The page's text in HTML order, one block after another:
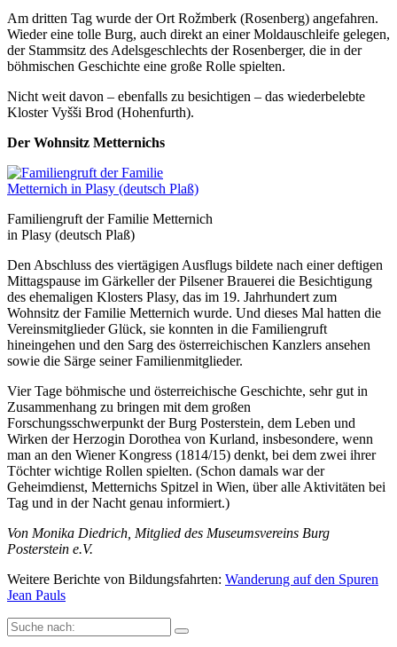
Am dritten Tag wurde der Ort Rožmberk (Rosenberg) angefahren.
Wieder eine tolle Burg, auch direkt an einer Moldauschleife gelegen,
der Stammsitz des Adelsgeschlechts der Rosenberger, die in der
böhmischen Geschichte eine große Rolle spielten.
Nicht weit davon – ebenfalls zu besichtigen – das wiederbelebte
Kloster Vyšši Brod (Hohenfurth).
Der Wohnsitz Metternichs
Familiengruft der Familie Metternich
in Plasy (deutsch Plaß)
Den Abschluss des viertägigen Ausflugs bildete nach einer deftigen
Mittagspause im Gärkeller der Pilsener Brauerei die Besichtigung
des ehemaligen Klosters Plasy, das im 19. Jahrhundert zum
Wohnsitz der Familie Metternich wurde. Und dieses Mal hatten die
Vereinsmitglieder Glück, sie konnten in die Familiengruft
hineingehen und den Sarg des österreichischen Kanzlers ansehen
sowie die Särge seiner Familienmitglieder.
Vier Tage böhmische und österreichische Geschichte, sehr gut in
Zusammenhang zu bringen mit dem großen
Forschungsschwerpunkt der Burg Posterstein, dem Leben und
Wirken der Herzogin Dorothea von Kurland, insbesondere, wenn
man an den Wiener Kongress (1814/15) denkt, bei dem zwei ihrer
Töchter wichtige Rollen spielten. (Schon damals war der
Geheimdienst, Metternichs Spitzel in Wien, über alle Aktivitäten bei
Tag und in der Nacht genau informiert.)
Von Monika Diedrich, Mitglied des Museumsvereins Burg
Posterstein e.V.
Weitere Berichte von Bildungsfahrten: Wanderung auf den Spuren
Jean Pauls
Suche
nach: